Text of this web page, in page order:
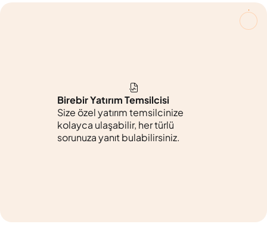
Birebir Yatırım Temsilcisi
Size özel yatırım temsilcinize
kolayca ulaşabilir, her türlü
sorunuza yanıt bulabilirsiniz.